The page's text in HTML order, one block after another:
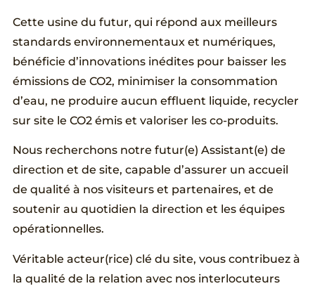
Cette usine du futur, qui répond aux meilleurs
standards environnementaux et numériques,
bénéficie d’innovations inédites pour baisser les
émissions de CO2, minimiser la consommation
d’eau, ne produire aucun effluent liquide, recycler
sur site le CO2 émis et valoriser les co-produits.
Nous recherchons notre futur(e) Assistant(e) de
direction et de site, capable d’assurer un accueil
de qualité à nos visiteurs et partenaires, et de
soutenir au quotidien la direction et les équipes
opérationnelles.
Véritable acteur(rice) clé du site, vous contribuez à
la qualité de la relation avec nos interlocuteurs